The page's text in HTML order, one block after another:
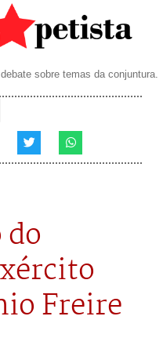
sobre temas da conjuntura.
Freire